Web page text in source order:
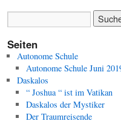
Seiten
Autonome Schule
Autonome Schule Juni
Daskalos
“ Joshua “ ist im Vatikan
Daskalos der Mystiker
Der Traumreisende